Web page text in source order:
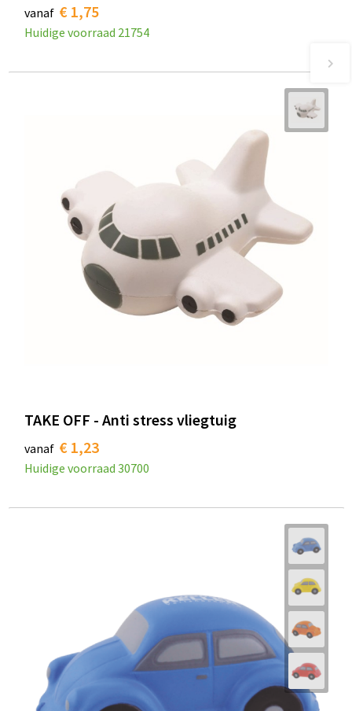
vanaf € 1,75
Huidige voorraad 21754
TAKE OFF - Anti stress vliegtuig
vanaf € 1,23
Huidige voorraad 30700